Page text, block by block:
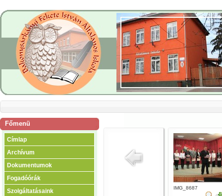
Főmenü
Címlap
Archívum
Dokumentumok
Fogadóórák
Szolgáltatásaink
IMG_8687